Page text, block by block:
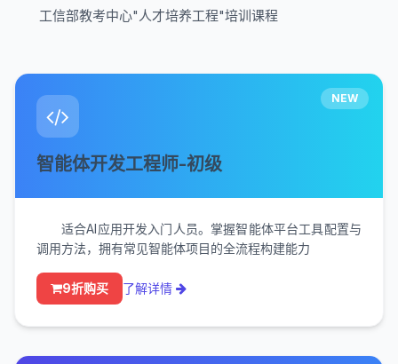
工信部教考中心"人才培养工程"培训课程
NEW
智能体开发工程师-初级
适合AI应用开发入门人员。掌握智能体平台工具配置与
调用方法，拥有常见智能体项目的全流程构建能力
9折购买 了解详情